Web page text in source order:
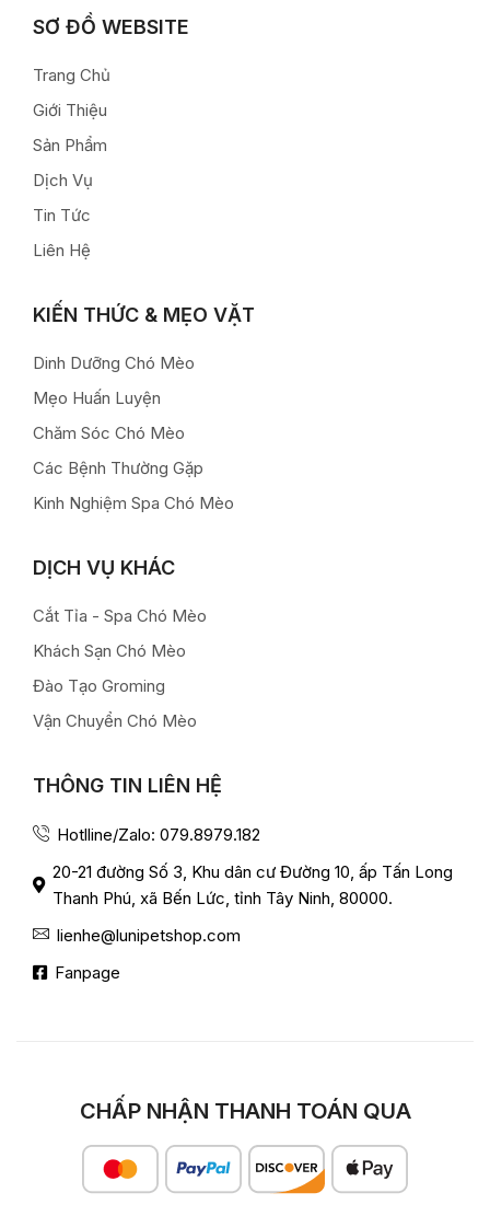
SƠ ĐỒ WEBSITE
Trang Chủ
Giới Thiệu
Sản Phẩm
Dịch Vụ
Tin Tức
Liên Hệ
KIẾN THỨC & MẸO VẶT
Dinh Dưỡng Chó Mèo
Mẹo Huấn Luyện
Chăm Sóc Chó Mèo
Các Bệnh Thường Gặp
Kinh Nghiệm Spa Chó Mèo
DỊCH VỤ KHÁC
Cắt Tỉa - Spa Chó Mèo
Khách Sạn Chó Mèo
Đào Tạo Groming
Vận Chuyển Chó Mèo
THÔNG TIN LIÊN HỆ
Hotlline/Zalo: 079.8979.182
20-21 đường Số 3, Khu dân cư Đường 10, ấp Tấn Long
Thanh Phú, xã Bến Lức, tỉnh Tây Ninh, 80000.
lienhe@lunipetshop.com
Fanpage
CHẤP NHẬN THANH TOÁN QUA